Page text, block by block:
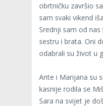
obrtničku završio
sam svaki vikend
Srednji sam od
sestru i brata. Oni
odabrali su život u
Ante i Marijana su
kasnije rodila se
Sara na svijet je